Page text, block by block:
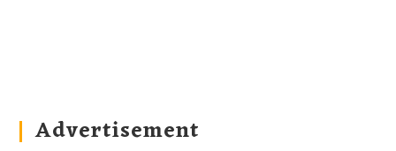
Advertisement